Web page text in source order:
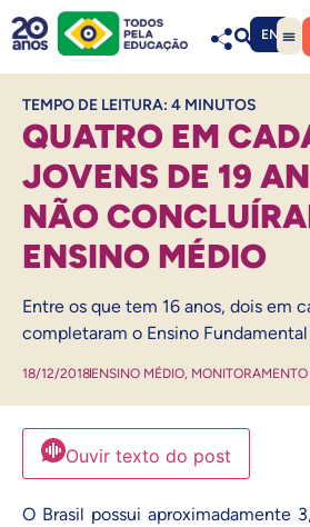
EN
TEMPO DE LEITURA: 4 MINUTOS
QUATRO EM
JOVENS DE 19
NÃO
ENSINO MÉDIO
Entre os que tem 16 anos, dois em
completaram o Ensino Fundamental
18/12/2018ENSINO MÉDIO, MONITORAMENTO
Ouvir texto do post
O Brasil possui aproximadamente